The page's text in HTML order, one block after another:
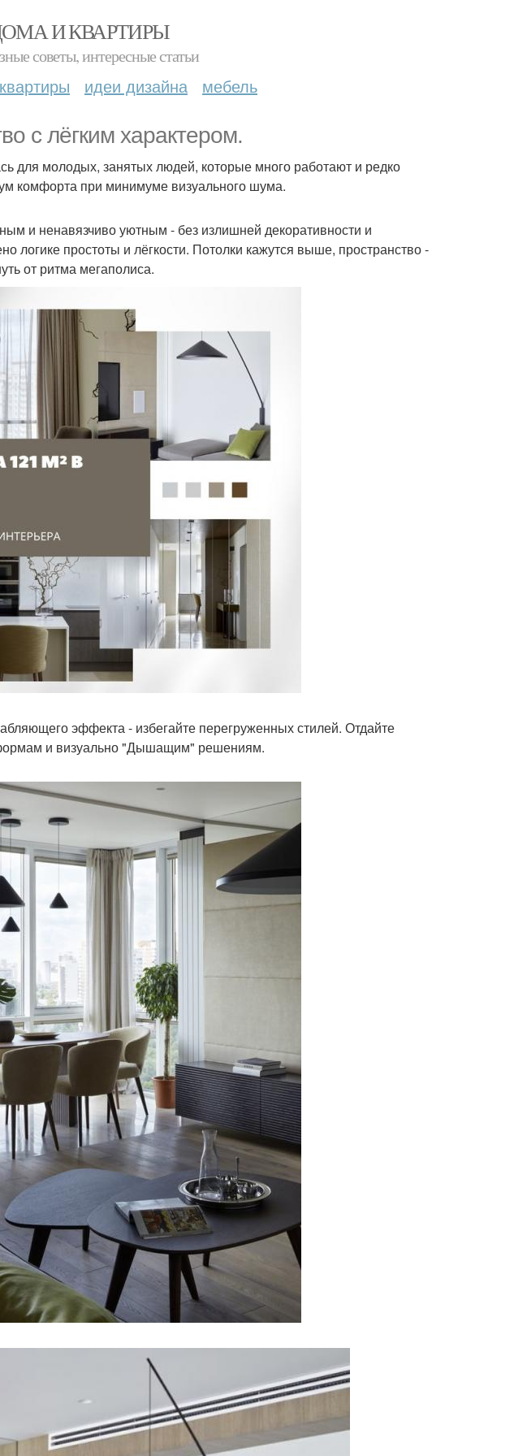
И КВАРТИРЫ
советы, интересные статьи
идеи дизайна мебель
с лёгким характером.
для молодых, занятых людей, которые много работают и редко
комфорта при минимуме визуального шума.
и ненавязчиво уютным - без излишней декоративности и
логике простоты и лёгкости. Потолки кажутся выше, пространство -
от ритма мегаполиса.
эффекта - избегайте перегруженных стилей. Отдайте
и визуально "Дышащим" решениям.